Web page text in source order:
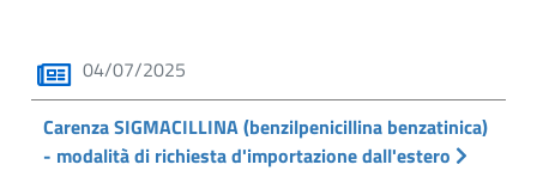
04/07/2025
Carenza SIGMACILLINA (benzilpenicillina benzatinica)
- modalità di richiesta d'importazione dall'estero